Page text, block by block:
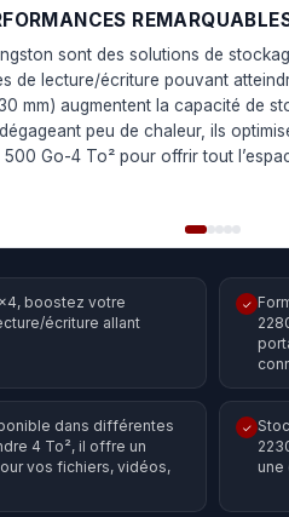
sont des solutions de
de lecture/écriture pouvant
mm) augmentent la capacité de
peu de chaleur, ils
Go-4 To² pour offrir tout
boostez votre
écriture allant
✓
dans différentes
4 To², il offre un
vos fichiers, vidéos,
✓
une